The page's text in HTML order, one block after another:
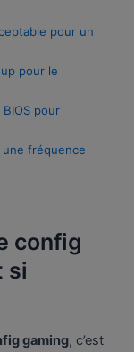
pour un
pour le
pour
fréquence
config
si
gaming, c’est